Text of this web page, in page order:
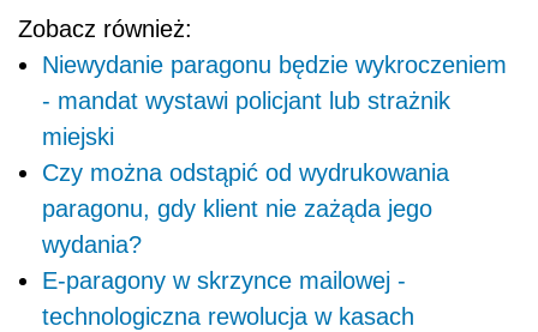
Zobacz również:
Niewydanie paragonu będzie wykroczeniem
- mandat wystawi policjant lub strażnik
miejski
Czy można odstąpić od wydrukowania
paragonu, gdy klient nie zażąda jego
wydania?
E-paragony w skrzynce mailowej -
technologiczna rewolucja w kasach